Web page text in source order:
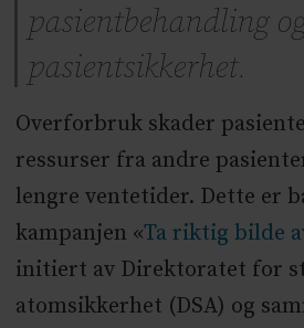
pasientbehandling
pasientsikkerhet.
Overforbruk skader
ressurser fra andre
lengre ventetider. Dette er
kampanjen «Ta riktig bilde
initiert av Direktoratet for
atomsikkerhet (DSA) og